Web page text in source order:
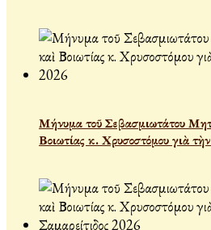
Μήνυμα τοῦ Σεβασμιωτάτου
Βοιωτίας κ. Χρυσοστόμου γιὰ